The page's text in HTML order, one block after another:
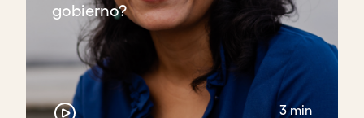
gobierno?
3 min